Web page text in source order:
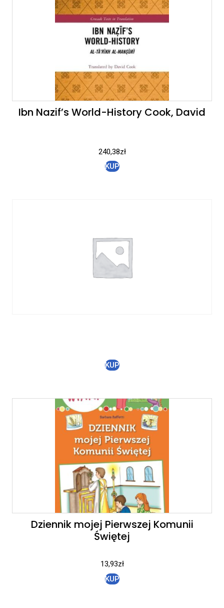
Ibn Nazif’s World-History Cook, David
240,38zł
KUP
KUP
Dziennik mojej Pierwszej Komunii
Świętej
13,93zł
KUP